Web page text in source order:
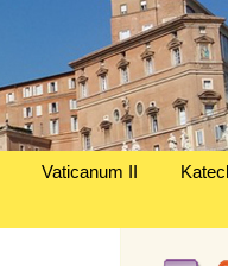
Vaticanum II